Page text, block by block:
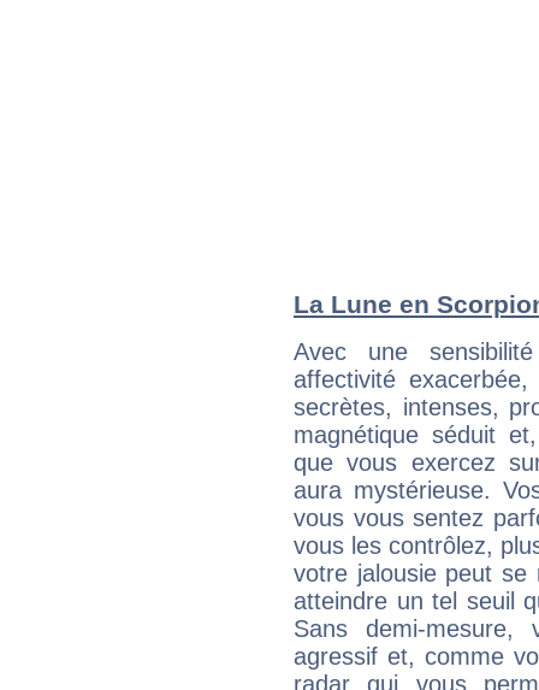
La Lune en
Avec une
affectivité
secrètes, intenses,
magnétique séduit
que vous exercez
aura mystérieuse.
vous vous sentez
vous les contrôlez,
votre jalousie peut se
atteindre un tel seuil
Sans demi-mesure,
agressif et, comme
radar qui vous